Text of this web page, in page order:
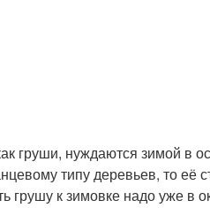
груши, нуждаются зимой в
типу деревьев, то её
грушу к зимовке надо уже